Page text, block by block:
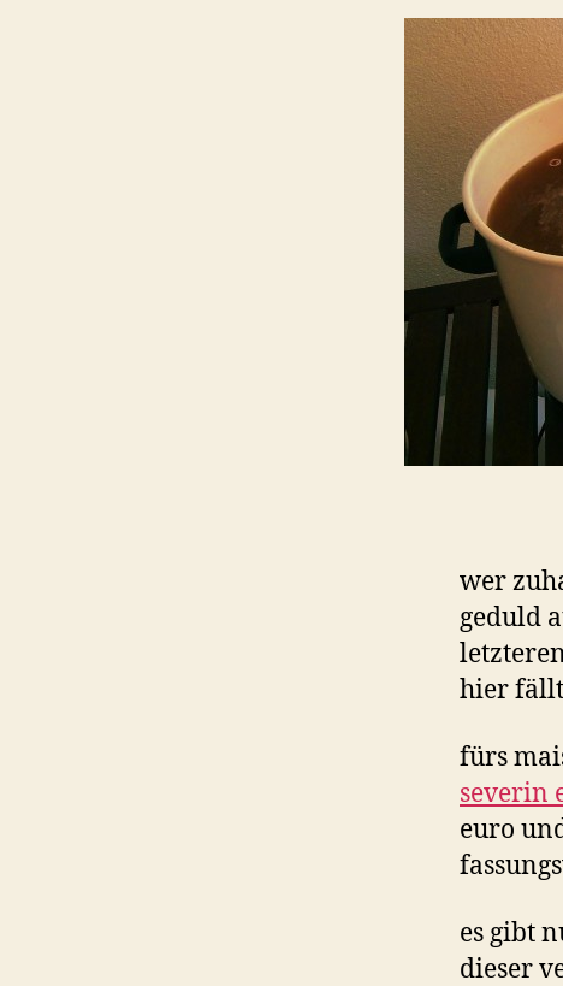
wer
geduld
hier
fürs
severin
euro
es gibt
dieser